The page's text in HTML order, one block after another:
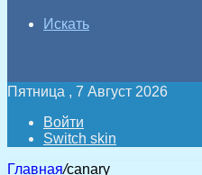
Искать
Пятница , 7 Август 2026
Войти
Switch skin
Главная/canary